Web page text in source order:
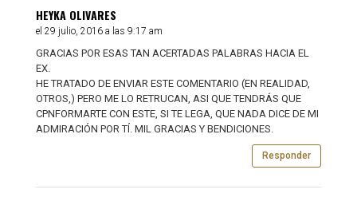
HEYKA OLIVARES
el 29 julio, 2016 a las 9:17 am
GRACIAS POR ESAS TAN ACERTADAS PALABRAS HACIA EL
EX.
HE TRATADO DE ENVIAR ESTE COMENTARIO (EN REALIDAD,
OTROS,) PERO ME LO RETRUCAN, ASI QUE TENDRÁS QUE
CPNFORMARTE CON ESTE, SI TE LEGA, QUE NADA DICE DE MI
ADMIRACIÓN POR TÍ. MIL GRACIAS Y BENDICIONES.
Responder